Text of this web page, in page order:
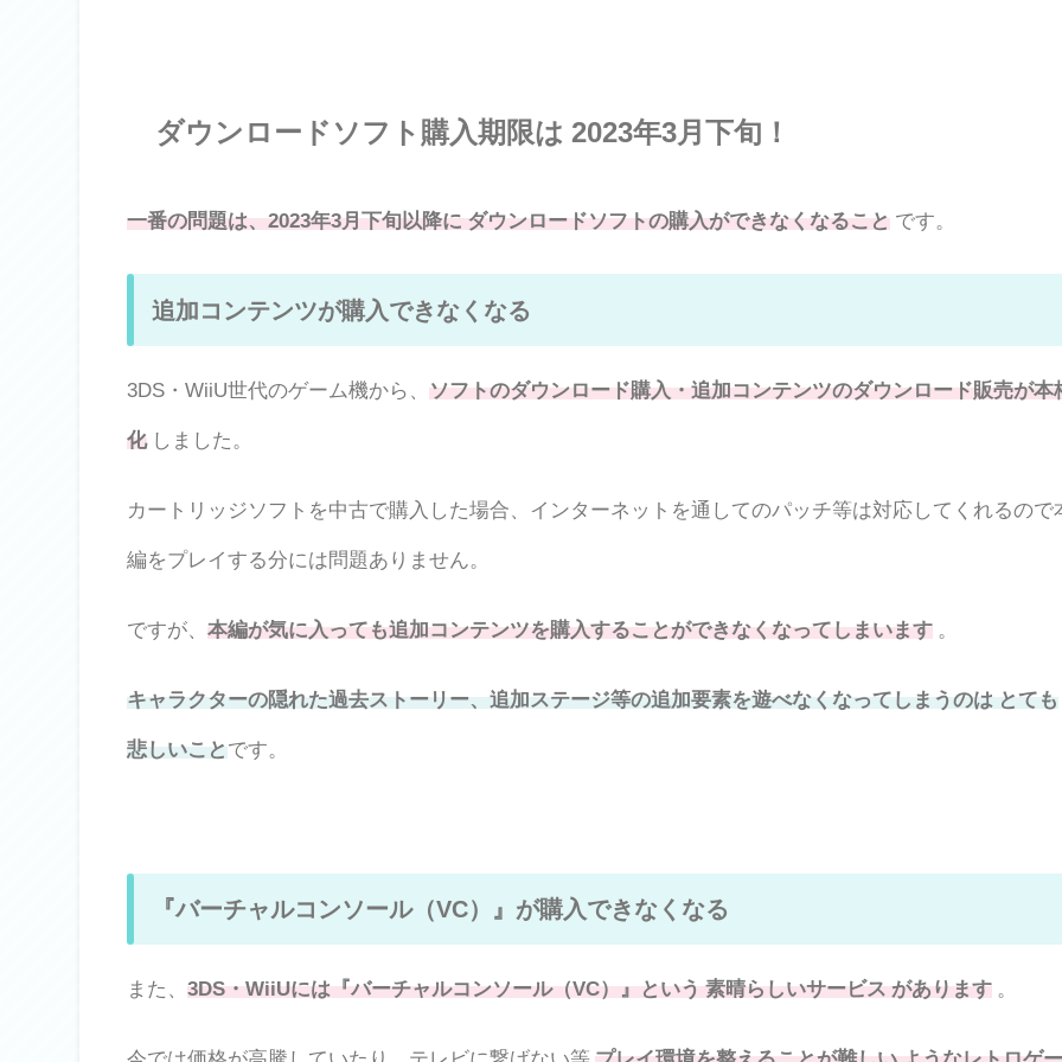
ダウンロードソフト購入期限は 2023年3月下旬！
一番の問題は、2023年3月下旬以降に ダウンロードソフトの購入ができなくなること です。
追加コンテンツが購入できなくなる
3DS・WiiU世代のゲーム機から、ソフトのダウンロード購入・追加コンテンツのダウンロード販売が本
化しました。
カートリッジソフトを中古で購入した場合、インターネットを通してのパッチ等は対応してくれるので
編をプレイする分には問題ありません。
ですが、本編が気に入っても追加コンテンツを購入することができなくなってしまいます
キャラクターの隠れた過去ストーリー、追加ステージ等の追加要素を遊べなくなってしまうのは とても
悲しいことです。
『バーチャルコンソール（VC）』が購入できなくなる
また、3DS・WiiUには『バーチャルコンソール（VC）』という 素晴らしいサービス があります